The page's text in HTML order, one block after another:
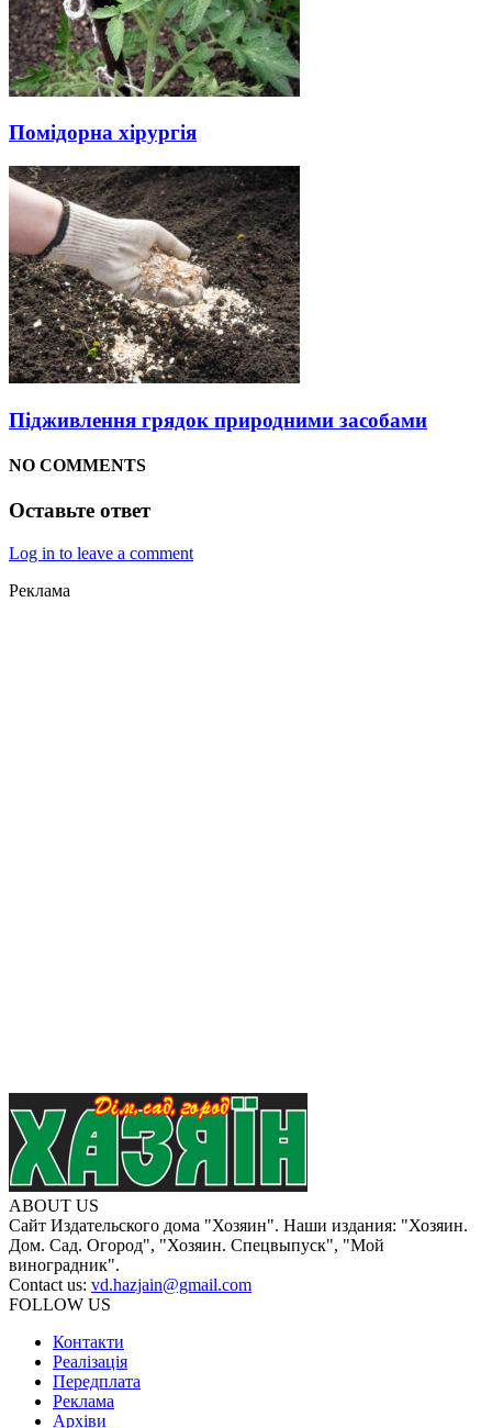
Помідорна хірургія
Підживлення грядок природними засобами
NO COMMENTS
Оставьте ответ
Log in to leave a comment
Реклама
ABOUT US
Сайт Издательского дома "Хозяин". Наши издания: "Хозяин.
Дом. Сад. Огород", "Хозяин. Спецвыпуск", "Мой
виноградник".
Contact us: vd.hazjain@gmail.com
FOLLOW US
Контакти
Реалізація
Передплата
Реклама
Архіви